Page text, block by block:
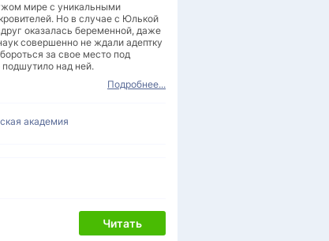
мире с уникальными
Но в случае с Юлькой
оказалась беременной, даже
совершенно не ждали адептку
за свое место под
подшутило над ней.
Подробнее...
академия
Читать